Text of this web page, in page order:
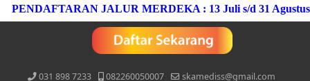
JALUR MERDEKA : 13 Juli s/d 31 Agustus 2026
031 898 7233 082260050007 skamediss@gmail.com